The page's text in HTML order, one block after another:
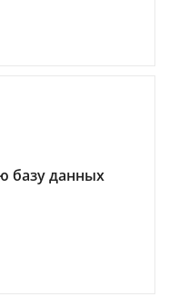
базу данных